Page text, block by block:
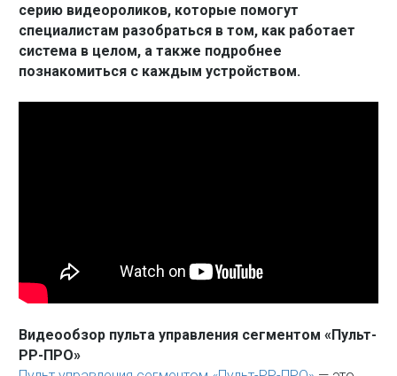
серию видеороликов, которые помогут
специалистам разобраться в том, как работает
система в целом, а также подробнее
познакомиться с каждым устройством.
Видеообзор пульта управления сегментом «Пульт-
РР-ПРО»